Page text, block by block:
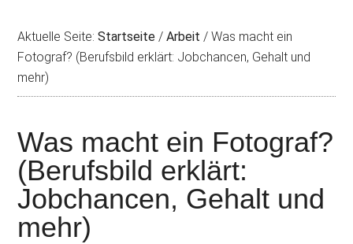
Aktuelle Seite:Startseite / Arbeit / Was macht ein
Fotograf? (Berufsbild erklärt: Jobchancen, Gehalt und
mehr)
Was macht ein Fotograf?
(Berufsbild erklärt:
Jobchancen, Gehalt und
mehr)